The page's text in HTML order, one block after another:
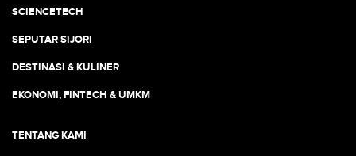
SCIENCETECH
SEPUTAR SIJORI
DESTINASI & KULINER
EKONOMI, FINTECH & UMKM
TENTANG KAMI